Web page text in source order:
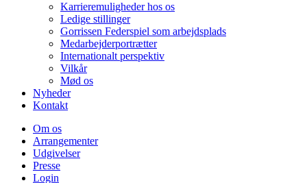
Karrieremuligheder hos os
Ledige stillinger
Gorrissen Federspiel som arbejdsplads
Medarbejderportrætter
Internationalt perspektiv
Vilkår
Mød os
Nyheder
Kontakt
Om os
Arrangementer
Udgivelser
Presse
Login